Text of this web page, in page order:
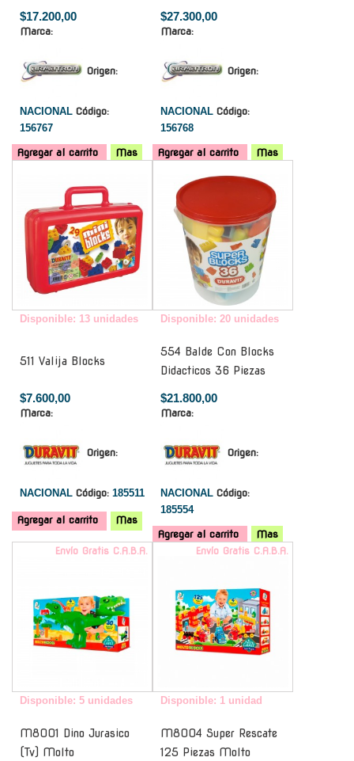
$17.200,00
Marca:
Origen:
NACIONAL Código:
156767
Agregar al carrito Mas
$27.300,00
Marca:
Origen:
NACIONAL Código:
156768
Agregar al carrito
Mas
Disponible: 13 unidades
511 Valija Blocks
$7.600,00
Marca:
Origen:
NACIONAL Código: 185511
Agregar al carrito Mas
Disponible: 20 unidades
554 Balde Con Blocks
Didacticos 36 Piezas
$21.800,00
Marca:
Origen:
NACIONAL Código:
185554
Agregar al carrito
Mas
Envío Gratis C.A.B.A.
Disponible: 5 unidades
M8001 Dino Jurasico
(Tv) Molto
Envío Gratis C.A.B.A.
Disponible: 1 unidad
M8004 Super Rescate
125 Piezas Molto